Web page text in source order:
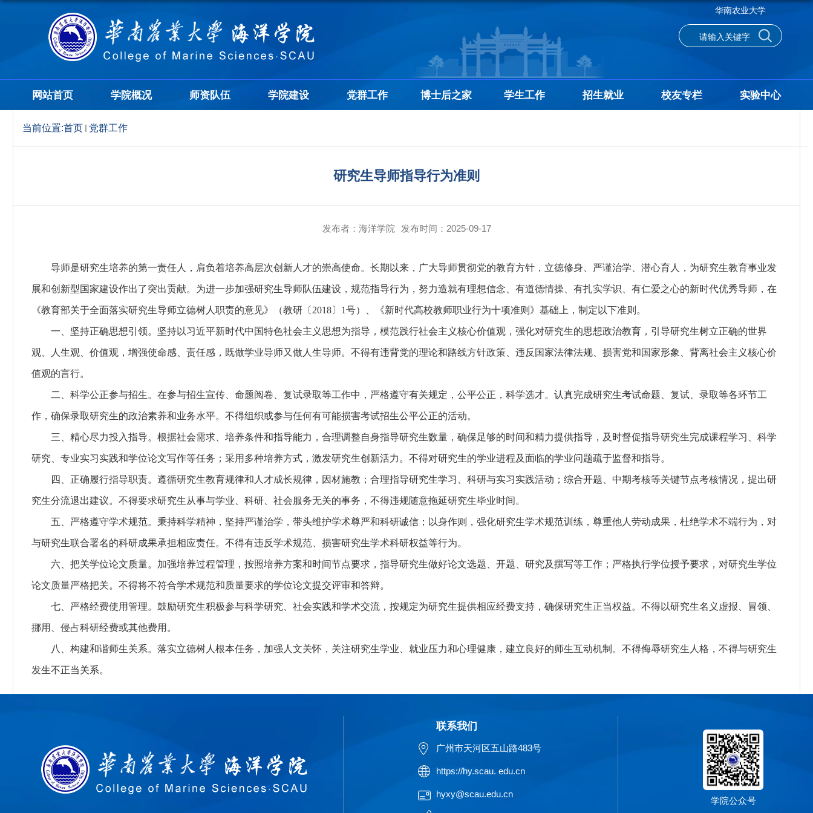
华南农业大学
网站首页 学院概况 师资队伍 学院建设 党群工作 博士后之家 学生工作 招生就业 校友专栏 实验中心
当前位置:首页 党群工作
研究生导师指导行为准则
发布者：海洋学院 发布时间：2025-09-17
导师是研究生培养的第一责任人，肩负着培养高层次创新人才的崇高使命。长期以来，广大导师贯彻党的教育方针，立德修身、严谨治学、潜心育人，为研究生教育事业发
展和创新型国家建设作出了突出贡献。为进一步加强研究生导师队伍建设，规范指导行为，努力造就有理想信念、有道德情操、有扎实学识、有仁爱之心的新时代优秀导师，在
《教育部关于全面落实研究生导师立德树人职责的意见》（教研〔 2018〕1号）、《新时代高校教师职业行为十项准则》基础上，制定以下准则。
一、坚持正确思想引领。 坚持以习近平新时代中国特色社会主义思想为指导，模范践行社会主义核心价值观，强化对研究生的思想政治教育，引导研究生树立正确的世界
观、人生观、价值观，增强使命感、责任感，既做学业导师又做人生导师。不得有违背党的理论和路线方针政策、违反国家法律法规、损害党和国家形象、背离社会主义核心价
值观的言行。
二、科学公正参与招生。 在参与招生宣传、命题阅卷、复试录取等工作中，严格遵守有关规定，公平公正，科学选才。认真完成研究生考试命题、复试、录取等各环节工
作，确保录取研究生的政治素养和业务水平。不得组织或参与任何有可能损害考试招生公平公正的活动。
三、精心尽力投入指导。 根据社会需求、培养条件和指导能力，合理调整自身指导研究生数量，确保足够的时间和精力提供指导，及时督促指导研究生完成课程学习、科学
研究、专业实习实践和学位论文写作等任务；采用多种培养方式，激发研究生创新活力。不得对研究生的学业进程及面临的学业问题疏于监督和指导。
四、正确履行指导职责。 遵循研究生教育规律和人才成长规律，因材施教；合理指导研究生学习、科研与实习实践活动；综合开题、中期考核等关键节点考核情况，提出研
究生分流退出建议。不得要求研究生从事与学业、科研、社会服务无关的事务，不得违规随意拖延研究生毕业时间。
五、严格遵守学术规范。 秉持科学精神，坚持严谨治学，带头维护学术尊严和科研诚信；以身作则，强化研究生学术规范训练，尊重他人劳动成果，杜绝学术不端行为，对
与研究生联合署名的科研成果承担相应责任。不得有违反学术规范、损害研究生学术科研权益等行为。
六、把关学位论文质量。 加强培养过程管理，按照培养方案和时间节点要求，指导研究生做好论文选题、开题、研究及撰写等工作；严格执行学位授予要求，对研究生学位
论文质量严格把关。不得将不符合学术规范和质量要求的学位论文提交评审和答辩。
七、严格经费使用管理。 鼓励研究生积极参与科学研究、社会实践和学术交流，按规定为研究生提供相应经费支持，确保研究生正当权益。不得以研究生名义虚报、冒领、
挪用、侵占科研经费或其他费用。
八、构建和谐师生关系。 落实立德树人根本任务，加强人文关怀，关注研究生学业、就业压力和心理健康，建立良好的师生互动机制。不得侮辱研究生人格，不得与研究生
发生不正当关系。
联系我们
广州市天河区五山路483号
https://hy.scau. edu.cn
hyxy@scau.edu.cn
学院公众号